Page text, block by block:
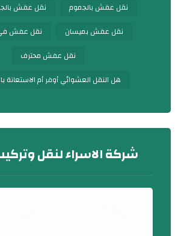
نقل عفش بالجموم
نقل عفش
نقل عفش بميسان
نقل عفش
نقل عفش محترف
هل النقل العشوائي أوفر أم الاستعانة
شركة الاسراء لنقل